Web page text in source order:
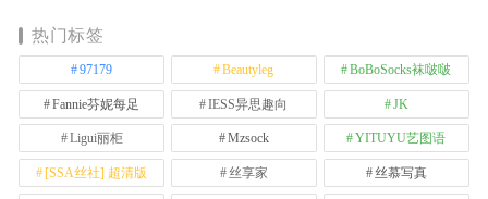
热门标签
97179 Beautyleg BoBoSocks袜啵啵
Fannie芬妮每足 IESS异思趣向 JK
Ligui丽柜 Mzsock YITUYU艺图语
[SSA丝社] 超清版 丝享家 丝慕写真